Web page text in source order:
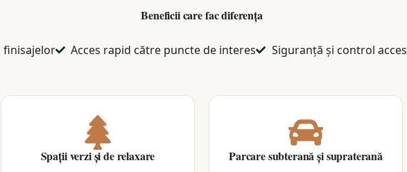
Beneficii care fac diferența
finisajelor​ Acces rapid către puncte de interes​ Siguranță și control acces​
Spații verzi și de relaxare Parcare subterană și supraterană